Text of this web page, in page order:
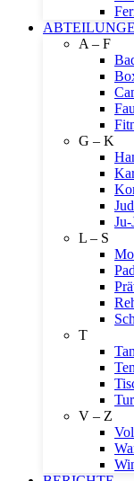
A – F
G – K
Ju-
L – S
T
V – Z